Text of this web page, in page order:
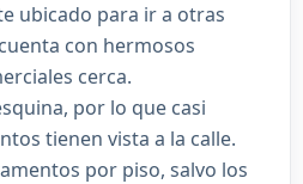
ubicado para ir a otras
con hermosos
cerca.
por lo que casi
tienen vista a la calle.
por piso, salvo los